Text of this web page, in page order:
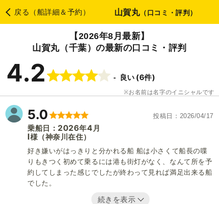
戻る（船詳細＆予約） 山賀丸（口コミ・評判）
【2026年8月最新】
山賀丸（千葉）の最新の口コミ・評判
4.2 良い (6件)
お名前は名字のイニシャルです
5.0 投稿日 2026/04/17
乗船日： 2026年4 月
I様 （神奈川在住）
好き嫌いがはっきりと分かれる船 船は小さくて船長の喋
りもきつく初めて乗るには港も街灯がなく、なんて所を予
約してしまった感じでしたが終わって見れば満足出来る船
でした。
続きを表示